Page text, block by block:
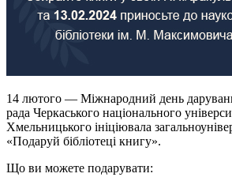
14 лютого — Міжнародний день
рада Черкаського національного
Хмельницького ініціювала
«Подаруй бібліотеці книгу».
Що ви можете подарувати: